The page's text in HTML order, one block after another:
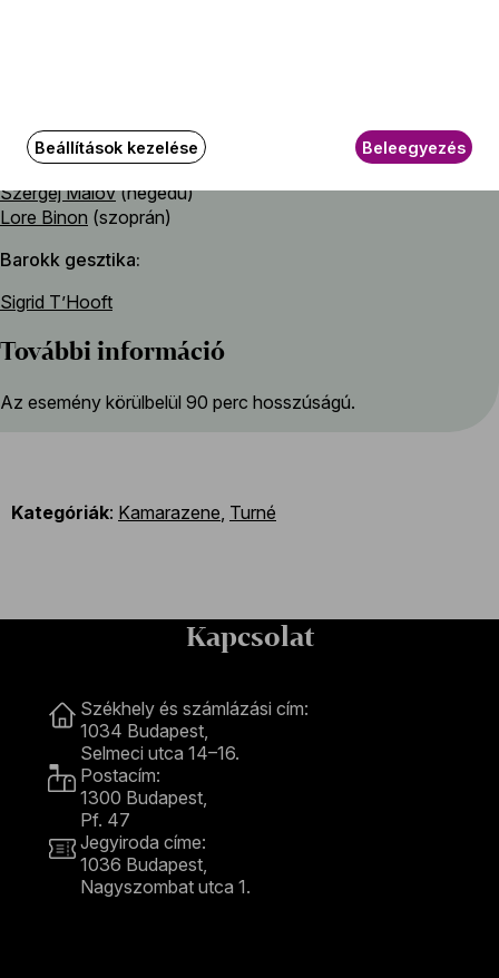
Közreműködik
Szergej Malov(hegedű)
Lore Binon (szoprán)
Barokk gesztika
Sigrid T’Hooft
További információ
Az esemény körülbelül 90 perc hosszúságú.
Kategóriák: Kamarazene, Turné
Kapcsolat
Székhely és számlázási cím:
1034 Budapest,
Selmeci utca 14–16.
Postacím:
1300 Budapest,
Pf. 47
Jegyiroda címe:
1036 Budapest,
Nagyszombat utca 1.
Beállítások kezelése Beleegyezés